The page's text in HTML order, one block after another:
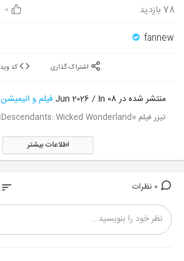
0 78 بازدید
fannew
منتشر شده در 08 Jun 2026 / In فیلم و انیمیشن
تیزر فیلم «Descendants: Wicked Wonderland»
اطلاعات بیشتر
sort